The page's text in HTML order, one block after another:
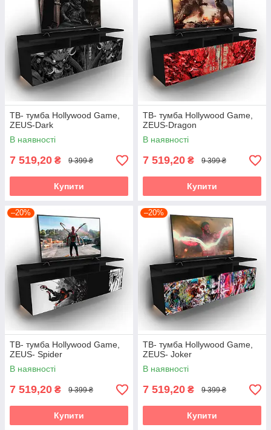
ТВ- тумба Hollywood Game,
ZEUS-Dark
В наявності
7 519,20 ₴ 9 399 ₴
Купити
ТВ- тумба Hollywood Game,
ZEUS-Dragon
В наявності
7 519,20 ₴ 9 399 ₴
Купити
–20%
ТВ- тумба Hollywood Game,
ZEUS- Spider
В наявності
7 519,20 ₴ 9 399 ₴
Купити
–20%
ТВ- тумба Hollywood Game,
ZEUS- Joker
В наявності
7 519,20 ₴ 9 399 ₴
Купити